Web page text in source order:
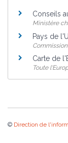
Conseils
Ministère
Pays de
Carte de
Toute
© Direction de